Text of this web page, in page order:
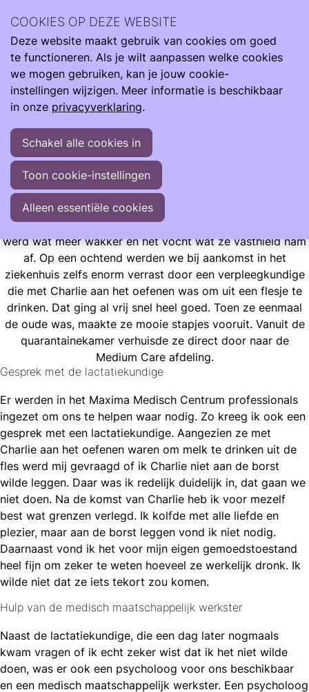
Zoeken
met een bijzonder verhaal. Ze heeft haar leven verrijkt en
mens gemaakt.
"Met liefde, trots en veelal optimisme vertel ik jullie graag
over haar indrukwekkende start en mijn leven met dit
wonder"
Ervaringen Opgroeien Ilse Blogt
Enorme verrassing
Charlie werd na enkele dagen weer een beetje de oude. Ze
werd wat meer wakker en het vocht wat ze vasthield nam
af. Op een ochtend werden we bij aankomst in het
ziekenhuis zelfs enorm verrast door een verpleegkundige
die met Charlie aan het oefenen was om uit een flesje te
drinken. Dat ging al vrij snel heel goed. Toen ze eenmaal
de oude was, maakte ze mooie stapjes vooruit. Vanuit de
quarantainekamer verhuisde ze direct door naar de
Medium Care afdeling.
Gesprek met de lactatiekundige
Er werden in het Maxima Medisch Centrum professionals
ingezet om ons te helpen waar nodig. Zo kreeg ik ook een
gesprek met een lactatiekundige. Aangezien ze met
Charlie aan het oefenen waren om melk te drinken uit de
fles werd mij gevraagd of ik Charlie niet aan de borst
wilde leggen. Daar was ik redelijk duidelijk in, dat gaan we
niet doen. Na de komst van Charlie heb ik voor mezelf
best wat grenzen verlegd. Ik kolfde met alle liefde en
plezier, maar aan de borst leggen vond ik niet nodig.
Daarnaast vond ik het voor mijn eigen gemoedstoestand
heel fijn om zeker te weten hoeveel ze werkelijk dronk. Ik
wilde niet dat ze iets tekort zou komen.
Hulp van de medisch maatschappelijk werkster
Naast de lactatiekundige, die een dag later nogmaals
kwam vragen of ik echt zeker wist dat ik het niet wilde
doen, was er ook een psycholoog voor ons beschikbaar
en een medisch maatschappelijk werkster. Een psycholoog
COOKIES OP DEZE WEBSITE
Deze website maakt gebruik van cookies om goed
te functioneren. Als je wilt aanpassen welke cookies
we mogen gebruiken, kan je jouw cookie-
instellingen wijzigen. Meer informatie is beschikbaar
in onze privacyverklaring.
Schakel alle cookies in
Toon cookie-instellingen
Alleen essentiële cookies